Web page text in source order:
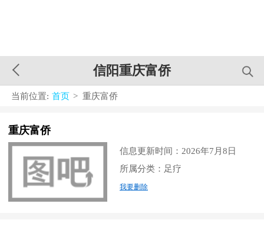
信阳重庆富侨
当前位置: 首页 > 重庆富侨
重庆富侨
信息更新时间：2026年7月8日
所属分类：足疗
我要删除